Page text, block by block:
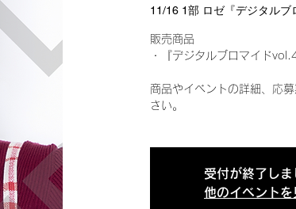
11/16 1部 ロゼ『デジタル
販売商品
・『デジタルブロマイド
商品やイベントの詳細、応
さい。
受付が終了しま
他のイベントを